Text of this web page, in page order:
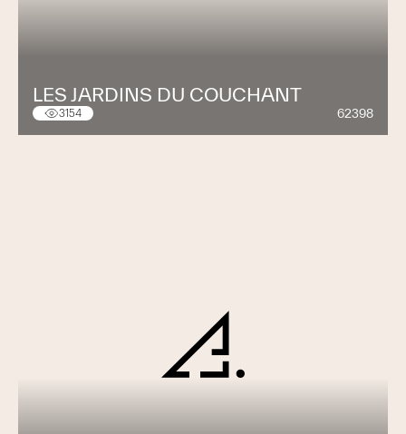
LES JARDINS DU COUCHANT
3154 62398